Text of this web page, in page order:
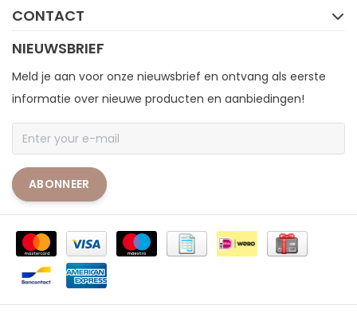
CONTACT
NIEUWSBRIEF
Meld je aan voor onze nieuwsbrief en ontvang als eerste
informatie over nieuwe producten en aanbiedingen!
ABONNEER